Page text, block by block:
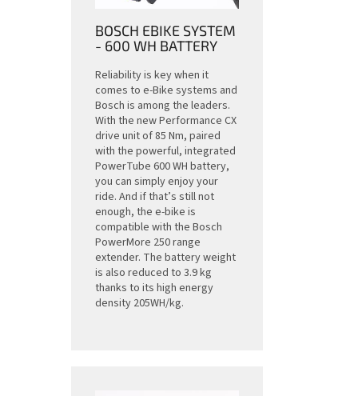
BOSCH EBIKE SYSTEM
- 600 WH BATTERY
Reliability is key when it
comes to e-Bike systems and
Bosch is among the leaders.
With the new Performance CX
drive unit of 85 Nm, paired
with the powerful, integrated
PowerTube 600 WH battery,
you can simply enjoy your
ride. And if that’s still not
enough, the e-bike is
compatible with the Bosch
PowerMore 250 range
extender. The battery weight
is also reduced to 3.9 kg
thanks to its high energy
density 205WH/kg.